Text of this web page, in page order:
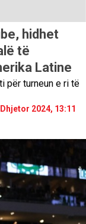
hidhet
të
Latine
për turneun e ri të
2024, 13:11